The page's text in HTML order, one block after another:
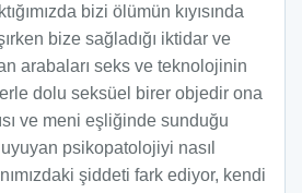
bizi ölümün kıyısında
bize sağladığı iktidar ve
arabaları seks ve teknolojinin
dolu seksüel birer objedir ona
ve meni eşliğinde sunduğu
psikopatolojiyi nasıl
şiddeti fark ediyor, kendi